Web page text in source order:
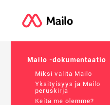
Mailo -dokumentaatio
Miksi valita Mailo
Yksityisyys ja Mailo
peruskirja
Keitä me olemme?